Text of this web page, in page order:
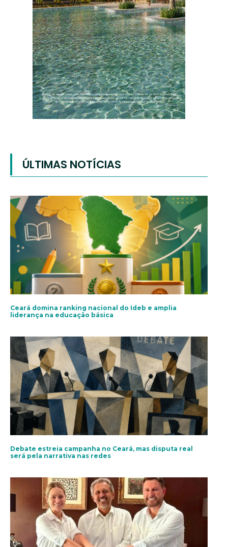
ÚLTIMAS NOTÍCIAS
Ceará domina ranking nacional do Ideb e amplia
liderança na educação básica
Debate estreia campanha no Ceará, mas disputa real
será pela narrativa nas redes